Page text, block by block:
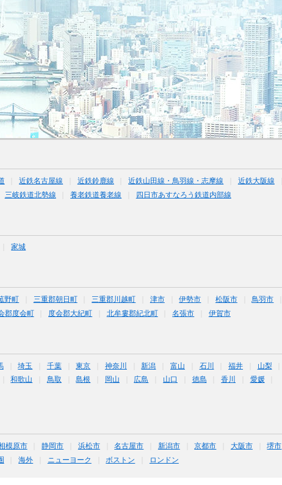
近鉄名古屋線 近鉄鈴鹿線 近鉄山田線・鳥羽線・志摩線
近鉄大阪線
三岐鉄道北勢線 養老鉄道養老線 四日市あすなろう鉄道内部線
家城
野町 三重郡朝日町 三重郡川越町 津市 伊勢市 松阪市
鳥羽市
郡度会町 度会郡大紀町 北牟婁郡紀北町 名張市 伊賀市
埼玉 千葉 東京 神奈川 新潟 富山 石川 福井
山梨
和歌山 鳥取 島根 岡山 広島 山口 徳島 香川
愛媛
模原市 静岡市 浜松市 名古屋市 新潟市 京都市 大阪市
堺市
海外 ニューヨーク ボストン ロンドン